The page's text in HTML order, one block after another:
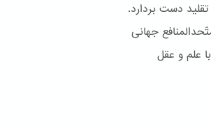
دست بردارد.
جهانی
علم و عقل